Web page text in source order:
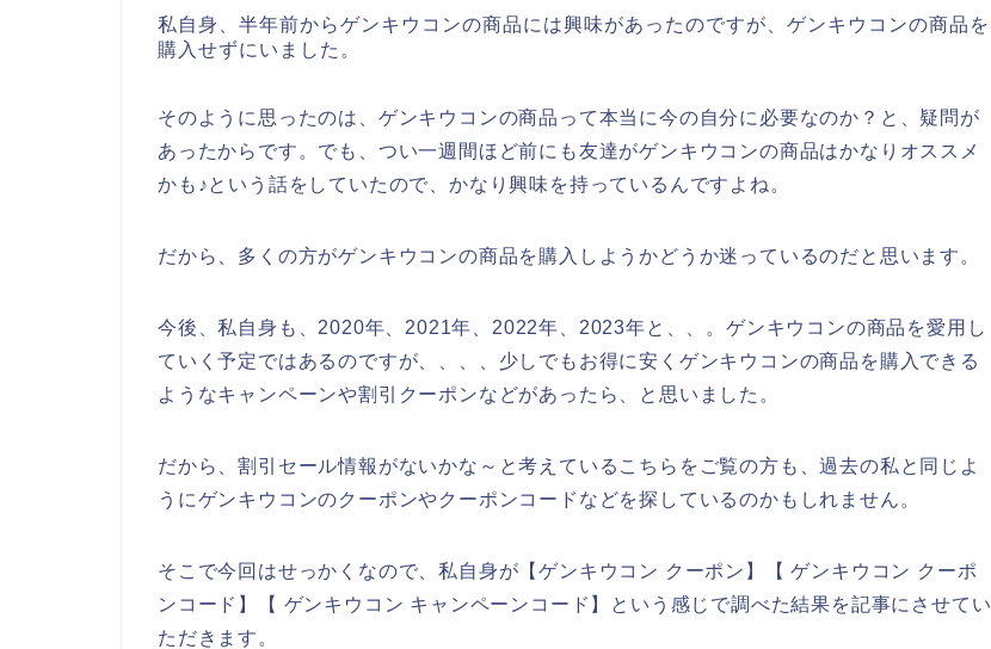
私自身、半年前からゲンキウコンの商品には興味があったのですが、ゲンキウコンの商品を
購入せずにいました。
そのように思ったのは、ゲンキウコンの商品って本当に今の自分に必要なのか？と、疑問が
あったからです。でも、つい一週間ほど前にも友達がゲンキウコンの商品はかなりオススメ
かも♪という話をしていたので、かなり興味を持っているんですよね。
だから、多くの方がゲンキウコンの商品を購入しようかどうか迷っているのだと思います。
今後、私自身も、2020年、2021年、2022年、2023年と、、。ゲンキウコンの商品を愛用し
ていく予定ではあるのですが、、、、少しでもお得に安くゲンキウコンの商品を購入できる
ようなキャンペーンや割引クーポンなどがあったら、と思いました。
だから、割引セール情報がないかな～と考えているこちらをご覧の方も、過去の私と同じよ
うにゲンキウコンのクーポンやクーポンコードなどを探しているのかもしれません。
そこで今回はせっかくなので、私自身が【ゲンキウコン クーポン】【 ゲンキウコン クーポ
ンコード】【 ゲンキウコン キャンペーンコード】という感じで調べた結果を記事にさせてい
ただきます。